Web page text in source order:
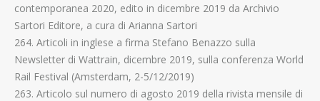
contemporanea 2020, edito in dicembre 2019 da Archivio
Sartori Editore, a cura di Arianna Sartori
264. Articoli in inglese a firma Stefano Benazzo sulla
Newsletter di Wattrain, dicembre 2019, sulla conferenza World
Rail Festival (Amsterdam, 2-5/12/2019)
263. Articolo sul numero di agosto 2019 della rivista mensile di